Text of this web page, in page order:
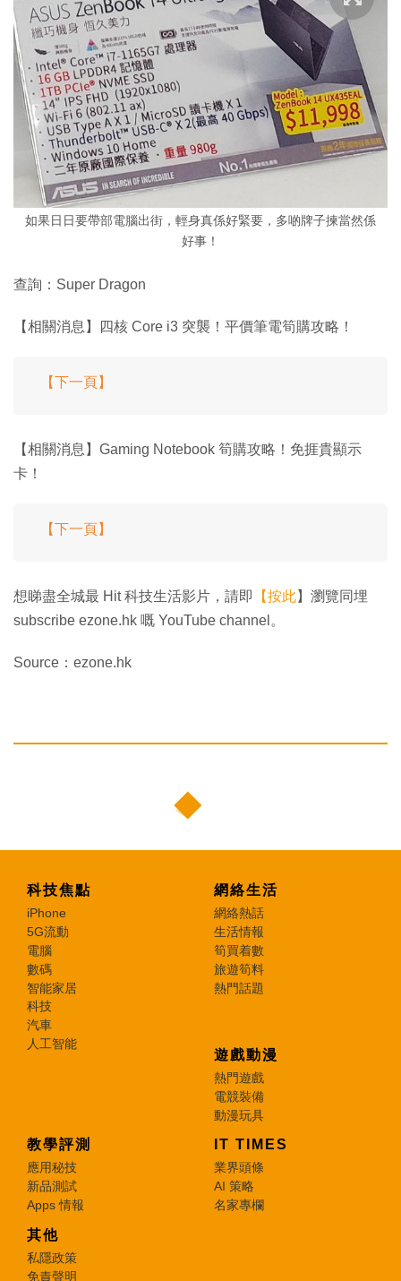
如果日日要帶部電腦出街，輕身真係好緊要，多啲牌子揀當然係
好事！
查詢：Super Dragon
【相關消息】四核 Core i3 突襲！平價筆電筍購攻略！
【下一頁】
【相關消息】Gaming Notebook 筍購攻略！免捱貴顯示
卡！
【下一頁】
想睇盡全城最 Hit 科技生活影片，請即 【按此】瀏覽同埋
subscribe ezone.hk 嘅 YouTube channel。
Source：ezone.hk
科技焦點
iPhone
5G流動
電腦
數碼
智能家居
科技
汽車
人工智能
網絡生活
網絡熱話
生活情報
筍買着數
旅遊筍料
熱門話題
遊戲動漫
熱門遊戲
電競裝備
動漫玩具
教學評測
應用秘技
新品測試
Apps 情報
IT TIMES
業界頭條
AI 策略
名家專欄
其他
私隱政策
免責聲明